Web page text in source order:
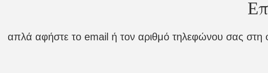
απλά αφήστε το email ή τον αριθμό τηλεφώνου σας στη